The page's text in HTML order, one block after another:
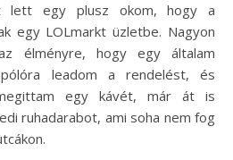
lett egy plusz okom, hogy a
egy LOLmarkt üzletbe. Nagyon
élményre, hogy egy általam
leadom a rendelést, és
egy kávét, már át is
ruhadarabot, ami soha nem fog